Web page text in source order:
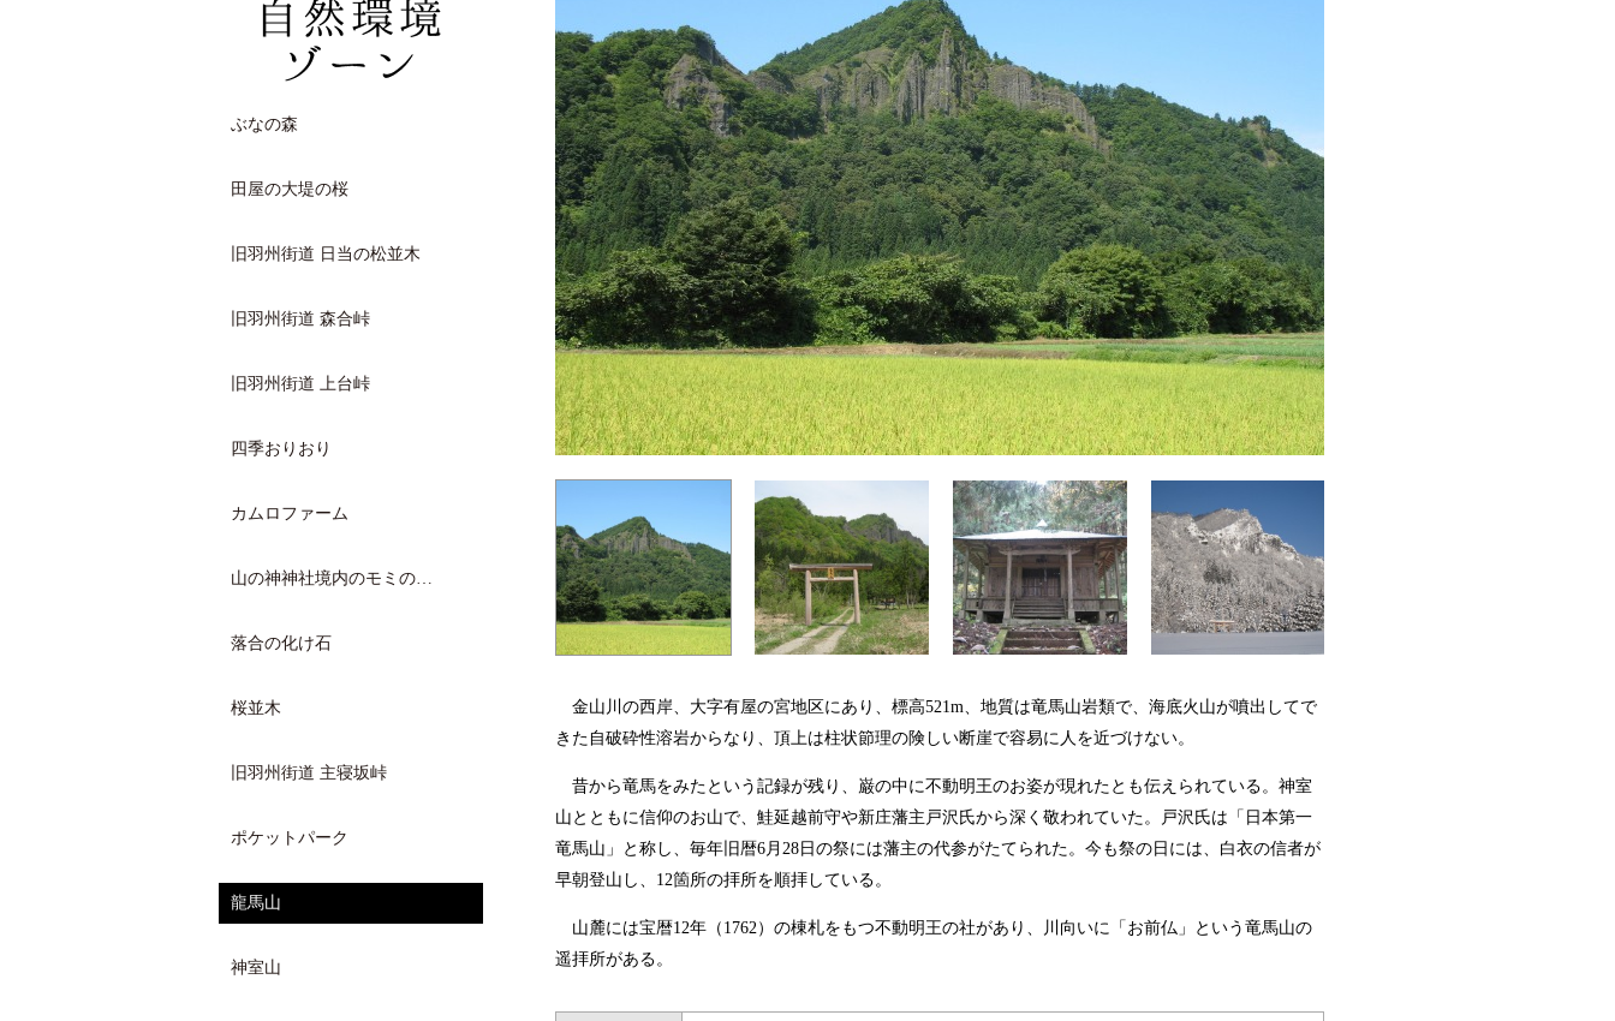
金山川の西岸、大字有屋の宮地区にあり、標高521m、地質は竜馬山岩類で、海底火山が噴出してで
きた自破砕性溶岩からなり、頂上は柱状節理の険しい断崖で容易に人を近づけない。
昔から竜馬をみたという記録が残り、巌の中に不動明王のお姿が現れたとも伝えられている。神室
山とともに信仰のお山で、鮭延越前守や新庄藩主戸沢氏から深く敬われていた。戸沢氏は「日本第一
竜馬山」と称し、毎年旧暦6月28日の祭には藩主の代参がたてられた。今も祭の日には、白衣の信者が
早朝登山し、12箇所の拝所を順拝している。
山麓には宝暦12年（1762）の棟札をもつ不動明王の社があり、川向いに「お前仏」という竜馬山の
遥拝所がある。
ぶなの森
田屋の大堤の桜
旧羽州街道 日当の松並木
旧羽州街道 森合峠
旧羽州街道 上台峠
四季おりおり
カムロファーム
山の神神社境内のモミの…
落合の化け石
桜並木
旧羽州街道 主寝坂峠
ポケットパーク
龍馬山
神室山